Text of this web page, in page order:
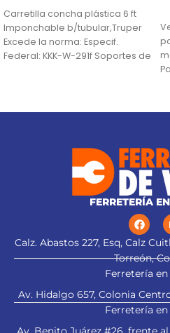
Carretilla concha plástica 6 ft
Imponchable b/tubular,Truper
Excede la norma: Especif.
Federal: KKK-W-291f Soportes de
FERRETERÍA
Calz. Abastos 227, Esq, Calz
Torreón,
Ferretería
Av. Hidalgo 657, Colonia
Ferretería